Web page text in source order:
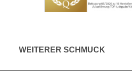
WEITERER SCHMUCK